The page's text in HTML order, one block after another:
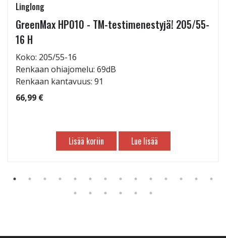
Linglong
GreenMax HP010 - TM-testimenestyjä! 205/55-
16 H
Koko: 205/55-16
Renkaan ohiajomelu: 69dB
Renkaan kantavuus: 91
66,99 €
Lisää koriin Lue lisää